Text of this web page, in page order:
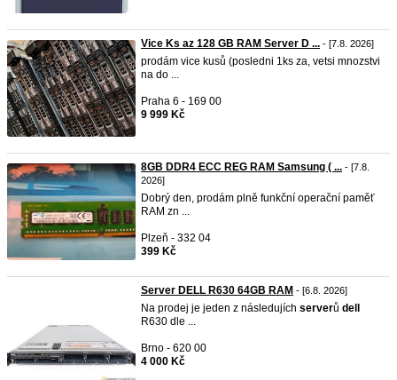
Vice Ks az 128 GB RAM Server D ... - [7.8. 2026]
prodám vice kusů (posledni 1ks za, vetsi mnozstvi
na do ...
Praha 6 - 169 00
9 999 Kč
8GB DDR4 ECC REG RAM Samsung ( ... - [7.8.
2026]
Dobrý den, prodám plně funkční operační paměť
RAM zn ...
Plzeň - 332 04
399 Kč
Server DELL R630 64GB RAM - [6.8. 2026]
Na prodej je jeden z následujích serverů dell
R630 dle ...
Brno - 620 00
4 000 Kč